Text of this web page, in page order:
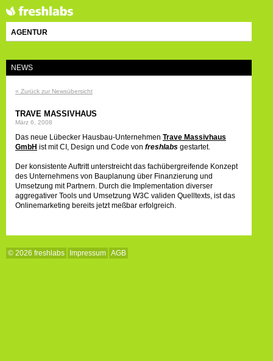
AGENTUR
NEWS
« Zurück zur Newsübersicht
TRAVE MASSIVHAUS
März 6, 2008
Das neue Lübecker Hausbau-Unternehmen Trave Massivhaus
GmbH ist mit CI, Design und Code von freshlabs gestartet.
Der konsistente Auftritt unterstreicht das fachübergreifende Konzept
des Unternehmens von Bauplanung über Finanzierung und
Umsetzung mit Partnern. Durch die Implementation diverser
aggregativer Tools und Umsetzung W3C validen Quelltexts, ist das
Onlinemarketing bereits jetzt meßbar erfolgreich.
© 2026 freshlabs Impressum AGB